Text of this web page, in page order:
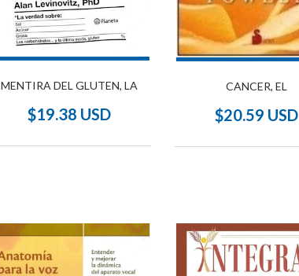
MENTIRA DEL GLUTEN, LA
$19.38 USD
CANCER, EL
$20.59 USD